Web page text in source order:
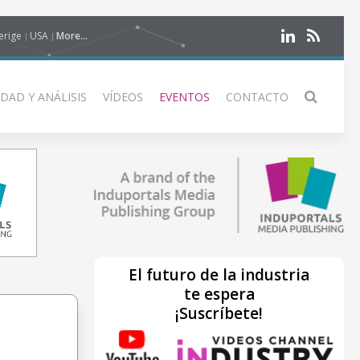
USA More...
Y ANÁLISIS VÍDEOS EVENTOS CONTACTO
El futuro de la industria
te espera
¡Suscríbete!